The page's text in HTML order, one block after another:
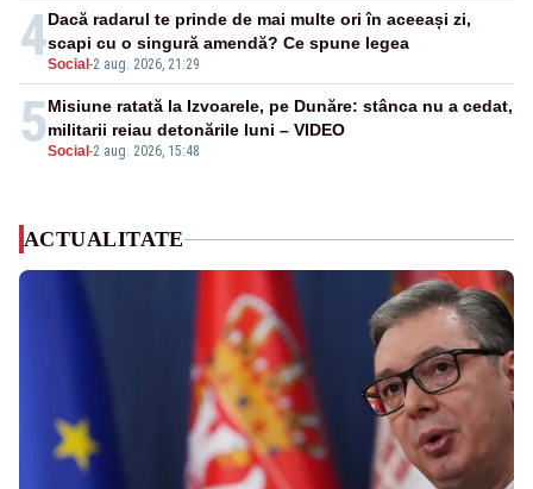
4Social -2 aug. 2026, 21:29
Dacă radarul te prinde de mai multe ori în aceeași zi,
scapi cu o singură amendă? Ce spune legea
5Social -2 aug. 2026, 15:48
Misiune ratată la Izvoarele, pe Dunăre: stânca nu a cedat,
militarii reiau detonările luni – VIDEO
ACTUALITATE